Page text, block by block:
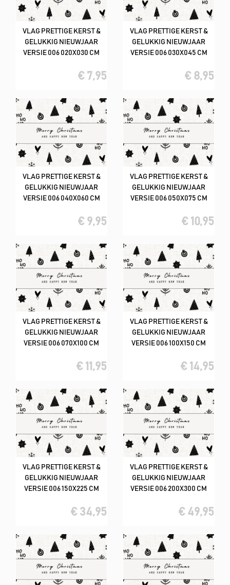
VLAG PRETTIGE KERST &
GELUKKIG NIEUWJAAR
VERSIE 006 020X030 CM
€ 7,95
VLAG PRETTIGE KERST &
GELUKKIG NIEUWJAAR
VERSIE 006 030X045 CM
€ 8,95
VLAG PRETTIGE KERST &
GELUKKIG NIEUWJAAR
VERSIE 006 040X060 CM
€ 9,95
VLAG PRETTIGE KERST &
GELUKKIG NIEUWJAAR
VERSIE 006 050X075 CM
€ 10,95
VLAG PRETTIGE KERST &
GELUKKIG NIEUWJAAR
VERSIE 006 070X100 CM
€ 11,95
VLAG PRETTIGE KERST &
GELUKKIG NIEUWJAAR
VERSIE 006 100X150 CM
€ 14,95
VLAG PRETTIGE KERST &
GELUKKIG NIEUWJAAR
VERSIE 006 150X225 CM
€ 34,95
VLAG PRETTIGE KERST &
GELUKKIG NIEUWJAAR
VERSIE 006 200X300 CM
€ 49,95